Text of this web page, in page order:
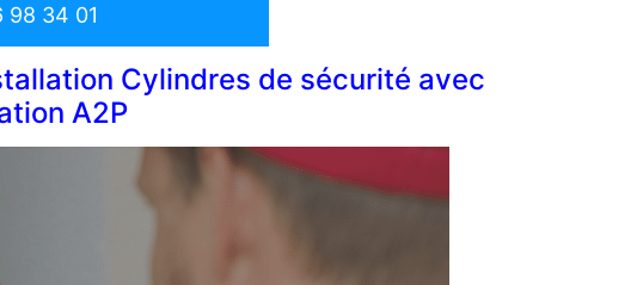
98 34 01
Cylindres de sécurité avec
A2P